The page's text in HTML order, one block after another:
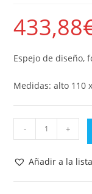
433,88
Espejo de diseño,
Medidas: alto 110
DECORATIVO
FORMAS
- +
Añadir a la